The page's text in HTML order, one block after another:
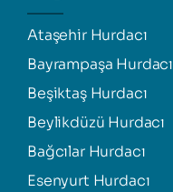
Ataşehir Hurdacı
Bayrampaşa Hurdacı
Beşiktaş Hurdacı
Beylikdüzü Hurdacı
Bağcılar Hurdacı
Esenyurt Hurdacı